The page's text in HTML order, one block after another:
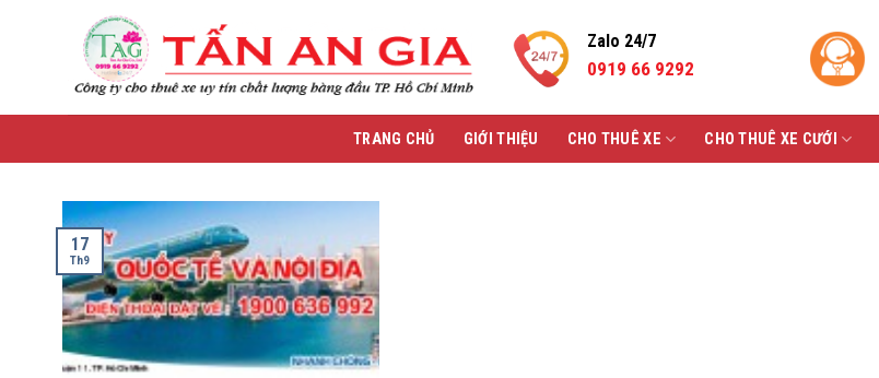
Zalo 24/7
0919 66 9292
TRANG CHỦ GIỚI THIỆU CHO THUÊ XE CHO THUÊ XE CƯỚI
17
Th9